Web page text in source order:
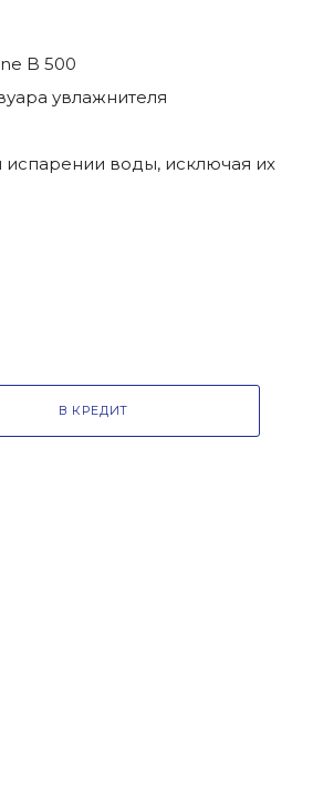
B 500
увлажнителя
воды, исключая их
В КРЕДИТ